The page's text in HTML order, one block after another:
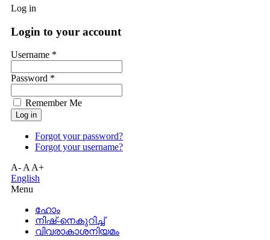
Log in
Login to your account
Username *
Password *
Remember Me
Forgot your password?
Forgot your username?
A-AA+
English
Menu
ഹോം
നിഷ്-നെകുറിച്ച്
വിവരാകാശനിയമം